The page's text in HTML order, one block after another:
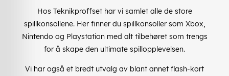
Hos Teknikproffset har vi samlet alle de store
spillkonsollene. Her finner du spillkonsoller som Xbox,
Nintendo og Playstation med alt tilbehøret som trengs
for å skape den ultimate spillopplevelsen.
Vi har også et bredt utvalg av blant annet flash-kort